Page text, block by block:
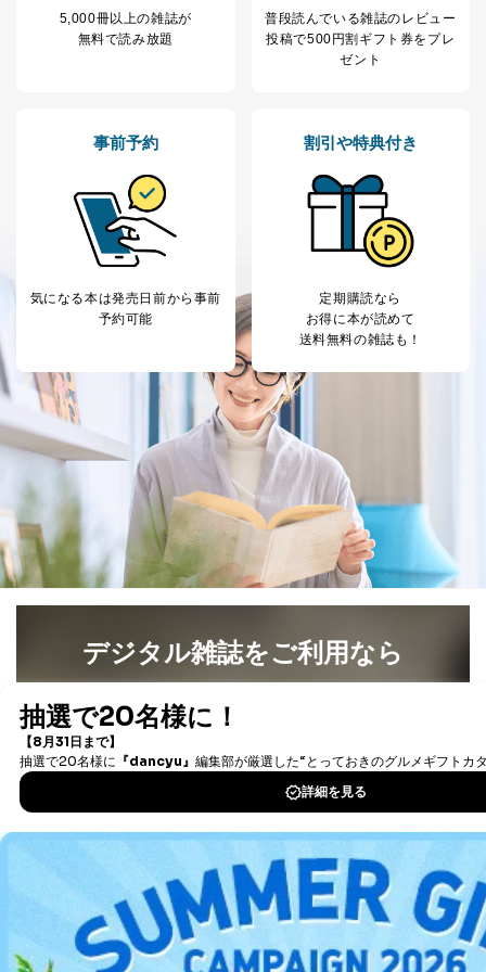
5,000冊以上の雑誌が
無料で読み放題
普段読んでいる雑誌のレビュー
投稿で500円割ギフト券をプレ
ゼント
事前予約
気になる本は発売日前から事前
予約可能
割引や特典付き
定期購読なら
お得に本が読めて
送料無料の雑誌も！
デジタル雑誌をご利用なら
書籍）が無料で読み放題！
DOWNLOAD FOR IOS
DOWNLOAD FOR ANDROID
ご利用方法はこちら